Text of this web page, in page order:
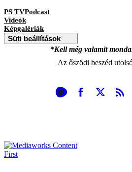
PS TVPodcast
Videók
Képgalériák
Süti beállítások
*Kell még valamit
Az őszödi beszéd